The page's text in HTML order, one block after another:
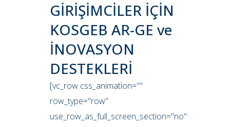
GİRİŞİMCİLER İÇİN
KOSGEB AR-GE ve
İNOVASYON
DESTEKLERİ
[vc_row css_animation=""
row_type="row"
use_row_as_full_screen_section="no"